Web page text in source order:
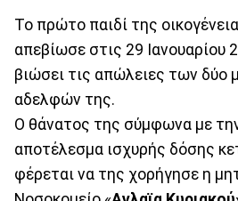
Το πρώτο παιδί της
απεβίωσε στις 29 Ιανουαρίου
βιώσει τις απώλειες των δύο
αδελφών της.
Ο θάνατος της σύμφωνα με την
αποτέλεσμα ισχυρής δόσης
φέρεται να της χορήγησε η